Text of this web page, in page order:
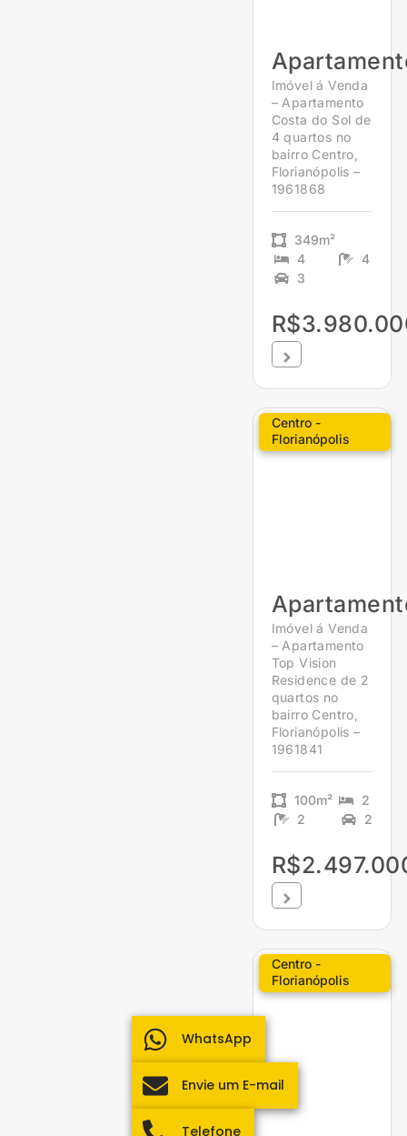
Imóvel á Venda
– Apartamento
Costa do Sol de
4 quartos no
bairro Centro,
Florianópolis –
1961868
349m²
4
4
3
Centro -
Florianópolis
Imóvel á Venda
– Apartamento
Top Vision
Residence de 2
quartos no
bairro Centro,
Florianópolis –
1961841
100m²
2
2
2
Centro -
Florianópolis
WhatsApp
Envie um E-mail
Telefone